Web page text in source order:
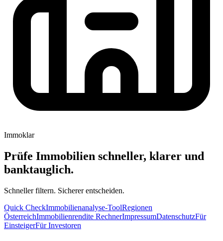
Immoklar
Prüfe Immobilien schneller, klarer und
banktauglich.
Schneller filtern. Sicherer entscheiden.
Quick CheckImmobilienanalyse-ToolRegionen
ÖsterreichImmobilienrendite RechnerImpressumDatenschutzFür
EinsteigerFür Investoren